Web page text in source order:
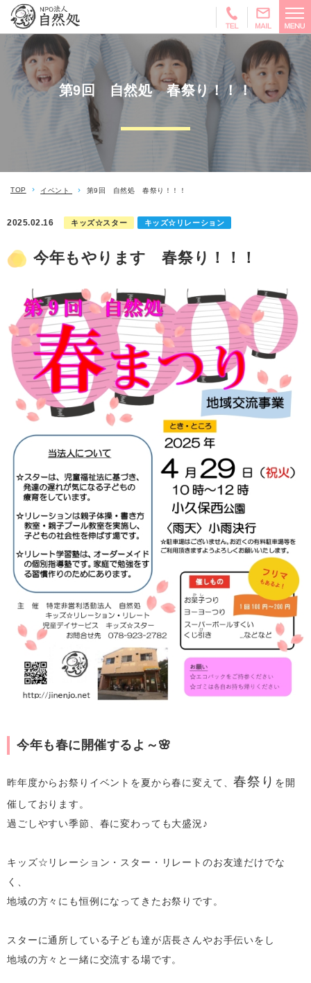
第9回 自然処 春祭り！！！
TOP イベント 第9回 自然処 春祭り！！！
2025.02.16 キッズ☆スター キッズ☆リレーション
今年もやります 春祭り！！！
今年も春に開催するよ～🌸
昨年度からお祭りイベントを夏から春に変えて、春祭り を開
催しております。
過ごしやすい季節、春に変わっても大盛況♪
キッズ☆リレーション・スター・リレートのお友達だけでな
く、
地域の方々にも恒例になってきたお祭りです。
スターに通所している子ども達が店長さんやお手伝いをし
地域の方々と一緒に交流する場です。